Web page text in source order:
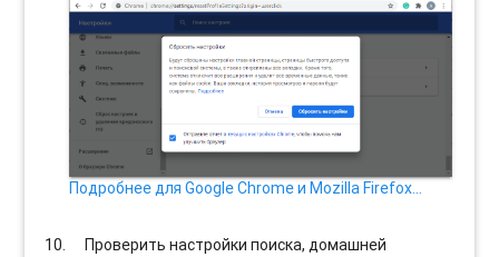
Подробнее для Google Chrome и Mozilla Firefox…
Проверить настройки поиска, домашней